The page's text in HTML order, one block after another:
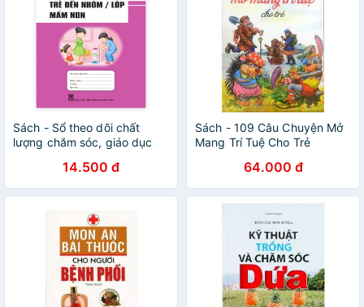
Sách - Sổ theo dõi chất
lượng chăm sóc, giáo dục
14.500 đ
Sách - 109 Câu Chuyện Mở
Mang Trí Tuệ Cho Trẻ
64.000 đ